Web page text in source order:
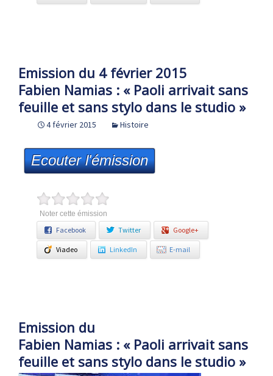
Emission du 4 février 2015
Fabien Namias : « Paoli arrivait sans
feuille et sans stylo dans le studio »
4 février 2015 Histoire
Ecouter l'émission
Noter cette émission
Facebook Twitter Google+
Viadeo LinkedIn E-mail
Emission du
Fabien Namias : « Paoli arrivait sans
feuille et sans stylo dans le studio »